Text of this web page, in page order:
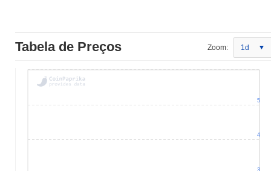
Tabela de Preços Zoom: 1d
3
4
5